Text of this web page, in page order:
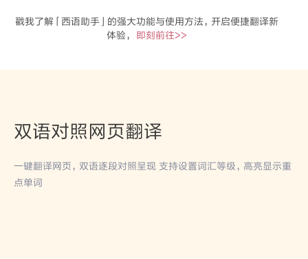
戳我了解「西语助手」的强大功能与使用方法，开启便捷翻译新
体验， 即刻前往>>
双语对照网页翻译
一键翻译网页，双语逐段对照呈现 支持设置词汇等级，高亮显示重
点单词